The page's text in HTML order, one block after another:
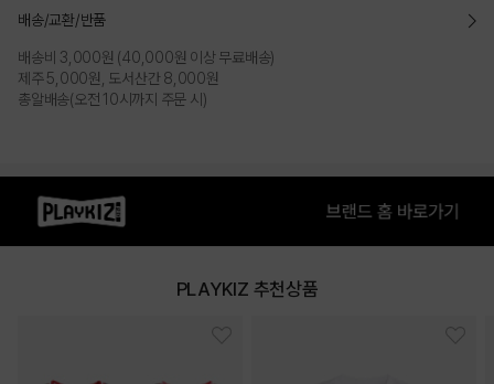
배송/교환/반품
배송비 3,000원 (40,000원 이상 무료배송)
제주 5,000원, 도서산간 8,000원
총알배송(오전 10시까지 주문 시)
PLAYKIZ 추천상품